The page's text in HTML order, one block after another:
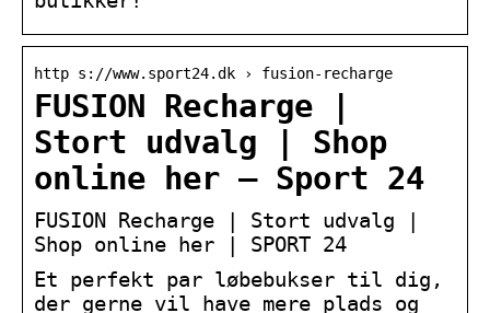
http s://www.sport24.dk › fusion-recharge
FUSION Recharge |
Stort udvalg | Shop
online her – Sport 24
FUSION Recharge | Stort udvalg |
Shop online her | SPORT 24
Et perfekt par løbebukser til dig,
der gerne vil have mere plads og